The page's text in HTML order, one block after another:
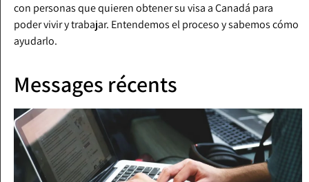
con personas que quieren obtener su visa a Canadá para
poder vivir y trabajar. Entendemos el proceso y sabemos cómo
ayudarlo.
Messages récents